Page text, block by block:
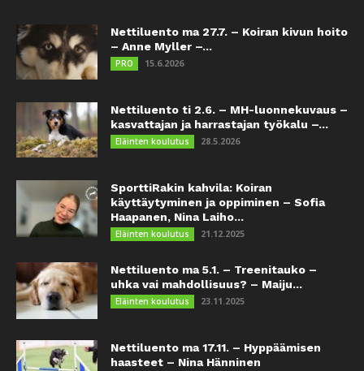
Nettiluento ma 27.7. – Koiran kivun hoito
– Anne Myller –...
PRO 15.6.2026
Nettiluento ti 2.6. – MH-luonnekuvaus –
kasvattajan ja harrastajan työkalu –...
Eläinten koulutus 28.5.2026
SporttiRakin kahvila: Koiran
käyttäytyminen ja oppiminen – Sofia
Haapanen, Nina Laiho...
Eläinten koulutus 21.12.2025
Nettiluento ma 5.1. – Treenitauko –
uhka vai mahdollisuus? – Maiju...
Eläinten koulutus 23.11.2025
Nettiluento ma 17.11. – Hyppäämisen
haasteet – Nina Hänninen